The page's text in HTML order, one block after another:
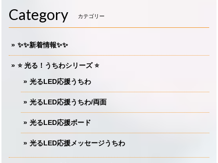
Category カテゴリー
✨✨新着情報✨✨
⭐️ 光る！うちわシリーズ ⭐️
光るLED応援うちわ
光るLED応援うちわ/両面
光るLED応援ボード
光るLED応援メッセージうちわ